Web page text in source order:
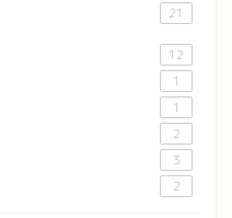
21
12
1
1
2
3
2